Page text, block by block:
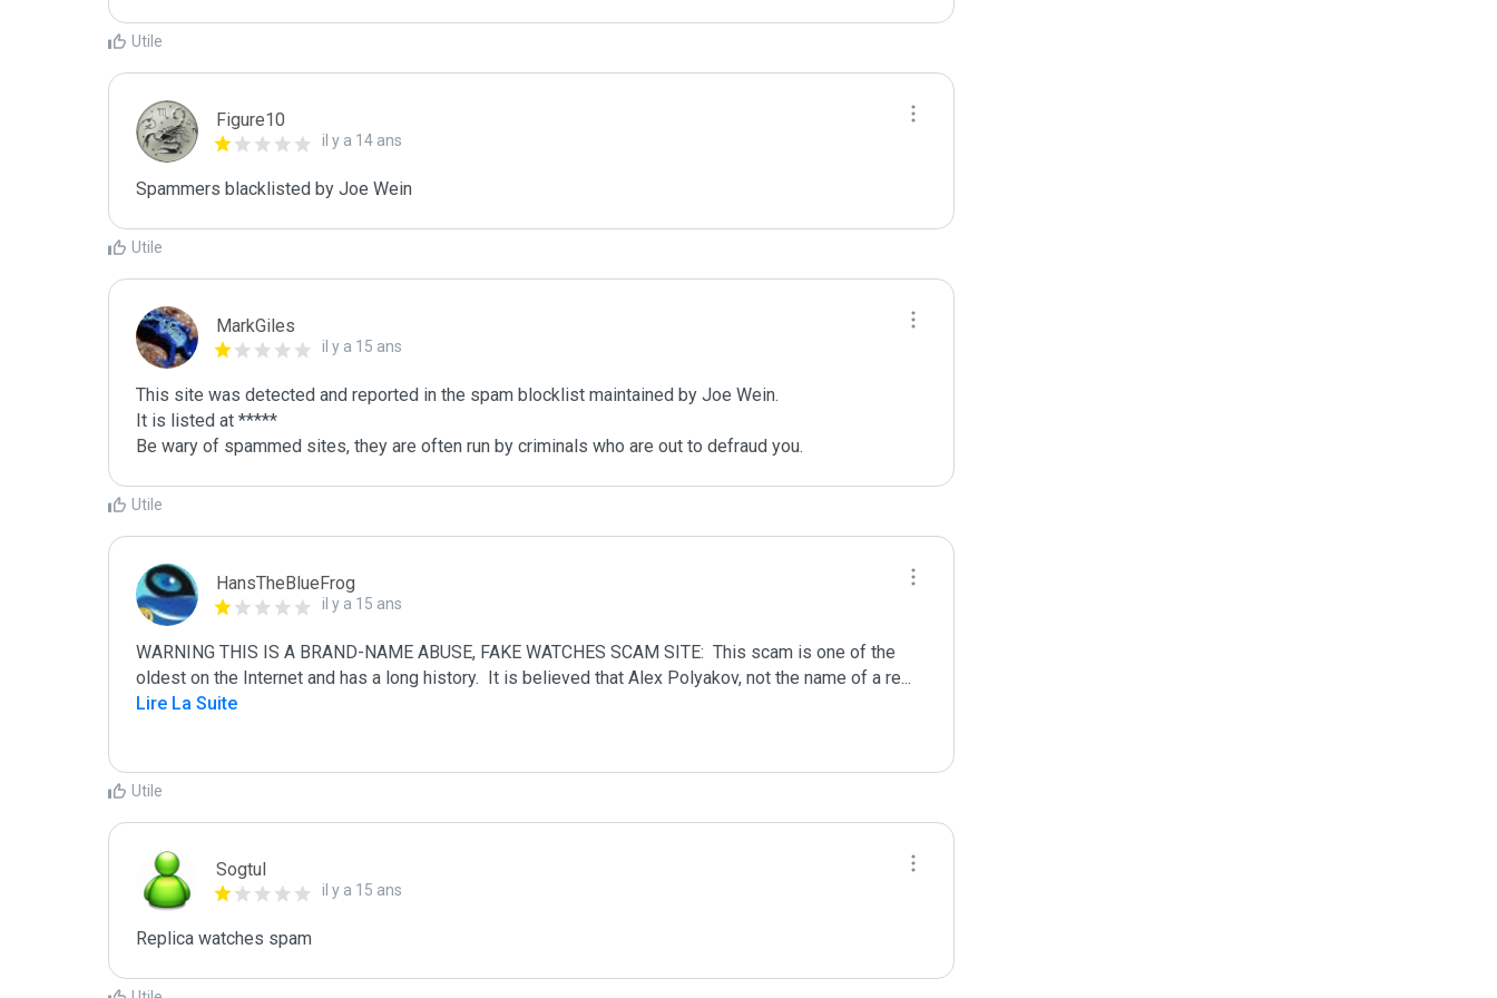
Utile
Figure10
il y a 14 ans
Spammers blacklisted by Joe Wein
Utile
MarkGiles
il y a 15 ans
This site was detected and reported in the spam blocklist maintained by Joe Wein.
It is listed at *****
Be wary of spammed sites, they are often run by criminals who are out to defraud you.
Utile
HansTheBlueFrog
il y a 15 ans
WARNING THIS IS A BRAND-NAME ABUSE, FAKE WATCHES SCAM SITE:  This scam is one of the
oldest on the Internet and has a long history.  It is believed that Alex Polyakov, not the name of a re...
Lire La Suite
Utile
Sogtul
il y a 15 ans
Replica watches spam